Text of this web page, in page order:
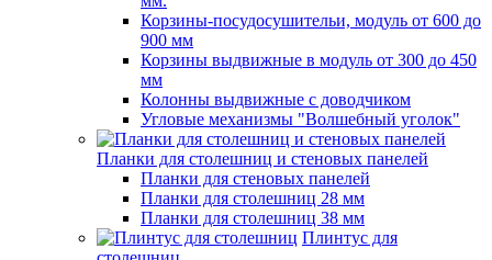
Корзины-посудосушительи, модуль от 600 до
900 мм
Корзины выдвижные в модуль от 300 до 450
мм
Колонны выдвижные с доводчиком
Угловые механизмы "Волшебный уголок"
Планки для столешниц и стеновых панелей
Планки для стеновых панелей
Планки для столешниц 28 мм
Планки для столешниц 38 мм
Плинтус для